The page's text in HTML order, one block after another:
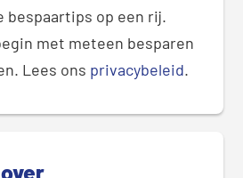
bespaartips op een rij.
met meteen besparen
Lees ons privacybeleid.